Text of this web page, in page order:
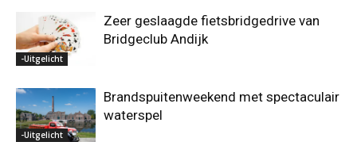
-Uitgelicht
Zeer geslaagde fietsbridgedrive van
Bridgeclub Andijk
-Uitgelicht
Brandspuitenweekend met spectaculair
waterspel